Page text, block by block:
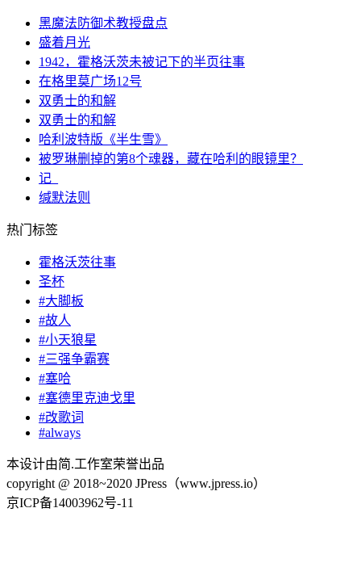
黑魔法防御术教授盘点
盛着月光
1942，霍格沃茨未被记下的半页往事
在格里莫广场12号
双勇士的和解
双勇士的和解
哈利波特版《半生雪》
被罗琳删掉的第8个魂器，藏在哈利的眼镜里？
记_
缄默法则
热门标签
霍格沃茨往事
圣杯
#大脚板
#故人
#小天狼星
#三强争霸赛
#塞哈
#塞德里克迪戈里
#改歌词
#always
本设计由简.工作室荣誉出品
copyright @ 2018~2020 JPress（www.jpress.io）
京ICP备14003962号-11